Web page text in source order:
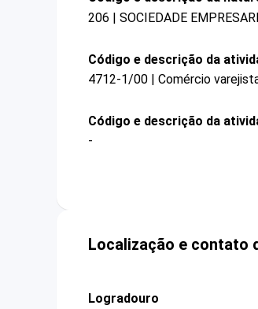
206 | SOCIEDADE
Código e descrição da
4712-1/00 | Comércio
Código e descrição da
-
Localização e contato
Logradouro